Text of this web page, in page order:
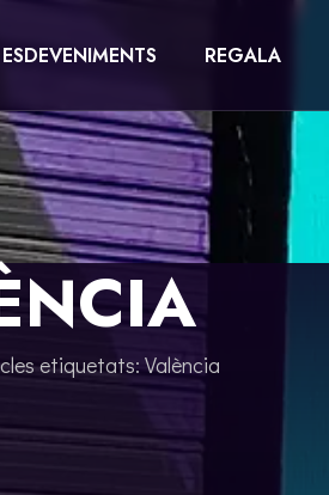
ESDEVENIMENTS REGALA
etiquetats: València